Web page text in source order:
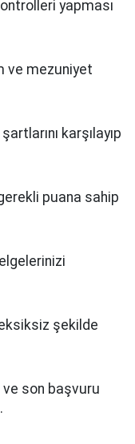
yapması
ve mezuniyet
karşılayıp
puana sahip
şekilde
son başvuru